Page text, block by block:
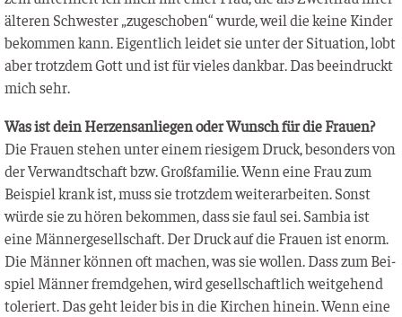
älte­ren Schwes­ter „zuge­scho­ben“ wur­de, weil die kei­ne Kin­der
bekom­men kann. Eigent­lich lei­det sie unter der Situa­ti­on, lobt
aber trotz­dem Gott und ist für vie­les dank­bar. Das beein­druckt
mich sehr.
Was ist dein Her­zens­an­lie­gen oder Wunsch für die Frauen?
Die Frau­en ste­hen unter einem rie­si­gem Druck, beson­ders von
der Ver­wandt­schaft bzw. Groß­fa­mi­lie. Wenn eine Frau zum
Bei­spiel krank ist, muss sie trotz­dem wei­ter­ar­bei­ten. Sonst
wür­de sie zu hören bekom­men, dass sie faul sei. Sam­bia ist
eine Män­ner­ge­sell­schaft. Der Druck auf die Frau­en ist enorm.
Die Män­ner kön­nen oft machen, was sie wol­len. Dass zum Bei­
spiel Män­ner fremd­ge­hen, wird gesell­schaft­lich weit­ge­hend
tole­riert. Das geht lei­der bis in die Kir­chen hin­ein. Wenn eine